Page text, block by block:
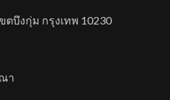
ตบึงกุ่ม กรุงเทพ 10230
า